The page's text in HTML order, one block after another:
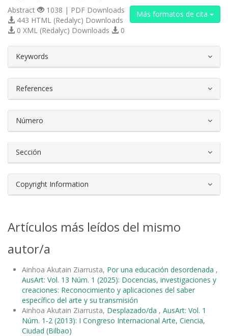
Más formatos de cita
Abstract
1038 | PDF Downloads
443 HTML (Redalyc) Downloads
0 XML (Redalyc) Downloads
0
Keywords
References
Número
Sección
Copyright Information
Artículos más leídos del mismo
autor/a
Ainhoa Akutain Ziarrusta, Por una educación desordenada ,
AusArt: Vol. 13 Núm. 1 (2025): Docencias, investigaciones y
creaciones: Reconocimiento y aplicaciones del saber
específico del arte y su transmisión
Ainhoa Akutain Ziarrusta, Desplazado/da , AusArt: Vol. 1
Núm. 1-2 (2013): I Congreso Internacional Arte, Ciencia,
Ciudad (Bilbao)